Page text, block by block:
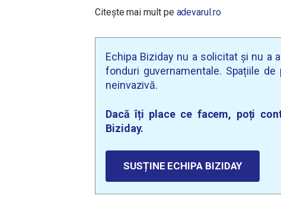
Citește mai mult pe adevarul.ro
Echipa Biziday nu a solicitat și nu a
fonduri guvernamentale. Spațiile
neinvazivă.
Dacă îți place ce facem, poți
Biziday.
SUSȚINE ECHIPA BIZIDAY